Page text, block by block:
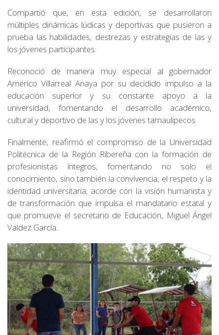
Compartió que, en esta edición, se desarrollaron
múltiples dinámicas lúdicas y deportivas que pusieron a
prueba las habilidades, destrezas y estrategias de las y
los jóvenes participantes.
Reconoció de manera muy especial al gobernador
Américo Villarreal Anaya por su decidido impulso a la
educación superior y su constante apoyo a la
universidad, fomentando el desarrollo académico,
cultural y deportivo de las y los jóvenes tamaulipecos.
Finalmente, reafirmó el compromiso de la Universidad
Politécnica de la Región Ribereña con la formación de
profesionistas íntegros, fomentando no solo el
conocimiento, sino también la convivencia, el respeto y la
identidad universitaria, acorde con la visión humanista y
de transformación que impulsa el mandatario estatal y
que promueve el secretario de Educación, Miguel Ángel
Valdez García.